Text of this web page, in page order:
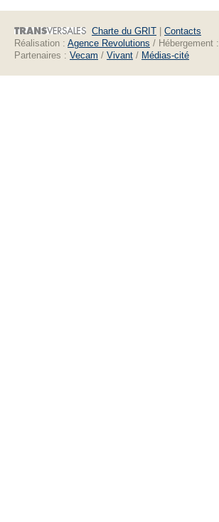
Charte du GRIT | Contacts
Réalisation : Agence Revolutions / Hébergement :
Partenaires : Vecam / Vivant / Médias-cité